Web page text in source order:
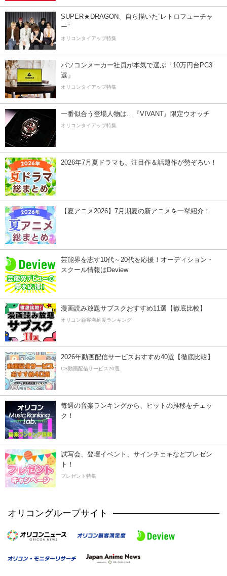
SUPER★DRAGON、自ら描いた”レトロフューチャ
ー”
オリコンタイアップ特集
パソコンメーカー社員が本気で選ぶ「10万円台PC3
選」
オリコンタイアップ特集
一番似合う登場人物は…『VIVANT』限定ウオッチ
オリコンタイアップ特集
2026年7月夏ドラマも、注目作＆話題作が勢ぞろい！
【夏アニメ2026】7月期夏の新アニメを一挙紹介！
芸能界を志す10代～20代を応援！オーディション・
スクール情報はDeview
漫画読み放題サブスクおすすめ11選【徹底比較】
オリコン顧客満足度ランキング
2026年動画配信サービスおすすめ40選【徹底比較】
CS動画配信サービス20選
毎週の音楽ランキングから、ヒットの推移をチェッ
ク！
試写会、登壇イベント、サインチェキなどプレゼン
ト！
プレゼント特集
オリコングループサイト